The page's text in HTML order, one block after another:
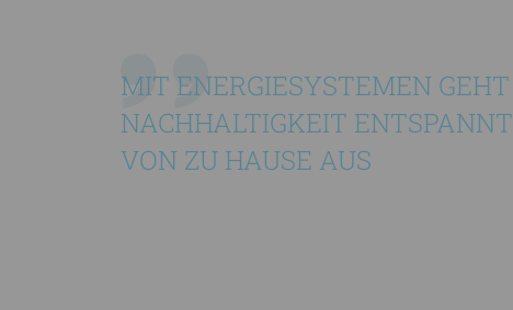
MIT ENERGIESYSTEMEN GEHT
NACHHALTIGKEIT ENTSPANNT
VON ZU HAUSE AUS